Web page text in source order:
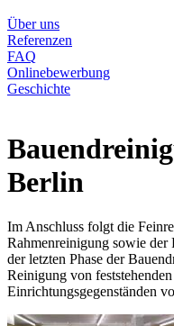
Über uns
Referenzen
FAQ
Onlinebewerbung
Geschichte
Berlin
Im Anschluss folgt die
Rahmenreinigung sowie der
der letzten Phase der
Reinigung von
Einrichtungsgegenständen